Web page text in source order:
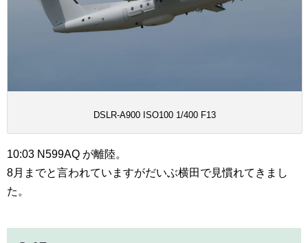
DSLR-A900 ISO100 1/400 F13
10:03 N599AQ が離陸。
8月までと言われていますがだいぶ横田で見慣れてきまし
た。